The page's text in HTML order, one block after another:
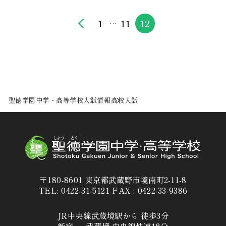
1 … 11 12
聖徳学園中学・高等学校入試情報高校入試
〒180-8601 東京都武蔵野市境南町2-11-8
TEL: 0422-31-5121 FAX : 0422-33-9386
JR中央線武蔵境駅から 徒歩3分